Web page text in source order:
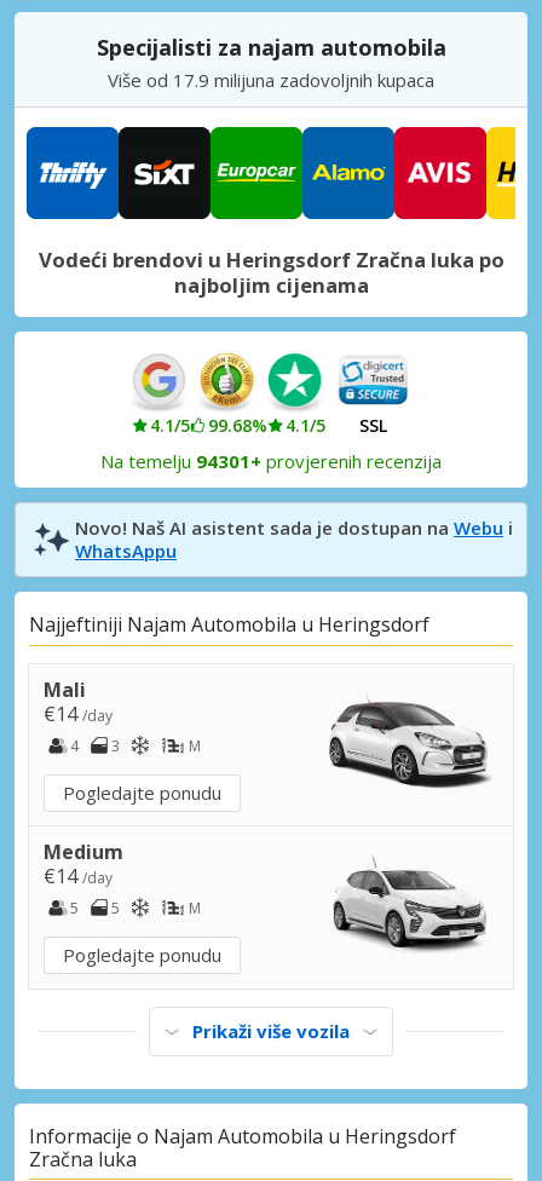
Specijalisti za najam automobila
Više od 17.9 milijuna zadovoljnih kupaca
Vodeći brendovi u Heringsdorf Zračna luka po
najboljim cijenama
4.1/5 99.68% 4.1/5 SSL
Na temelju 94301+ provjerenih recenzija
Novo! Naš AI asistent sada je dostupan na Webu i
WhatsAppu
Najjeftiniji Najam Automobila u Heringsdorf
Mali
€14/day
4
3 M
Pogledajte ponudu
Medium
€14/day
5
5 M
Pogledajte ponudu
Prikaži više vozila
Informacije o Najam Automobila u Heringsdorf
Zračna luka